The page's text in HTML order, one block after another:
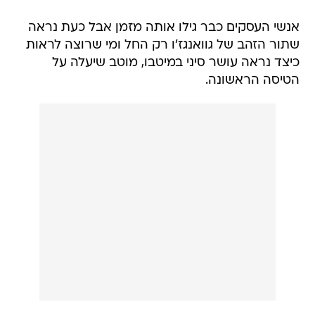
אנשי העסקים כבר גילו אותה מזמן אבל כעת נראה
שתור הזהב של גוואנגז'ו רק החל ומי שרוצה לראות
כיצד נראה עושר סיני במיטבו, מוטב שיעלה על
הטיסה הראשונה.